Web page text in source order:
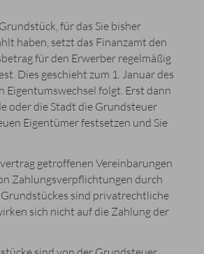
für das Sie bisher
haben, setzt das Finanzamt den
für den Erwerber regelmäßig
Dies geschieht zum 1. Januar des
Eigentumswechsel folgt. Erst dann
oder die Stadt die Grundsteuer
Eigentümer festsetzen und Sie
getroffenen Vereinbarungen
Zahlungsverpflichtungen durch
sind privatrechtliche
sich nicht auf die Zahlung der